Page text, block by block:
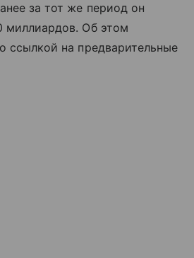
за тот же период он
миллиардов. Об этом
ссылкой на предварительные